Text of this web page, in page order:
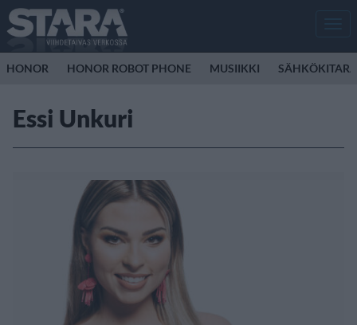
HONOR HONOR ROBOT PHONE MUSIIKKI SÄHKÖKITARA
Essi Unkuri